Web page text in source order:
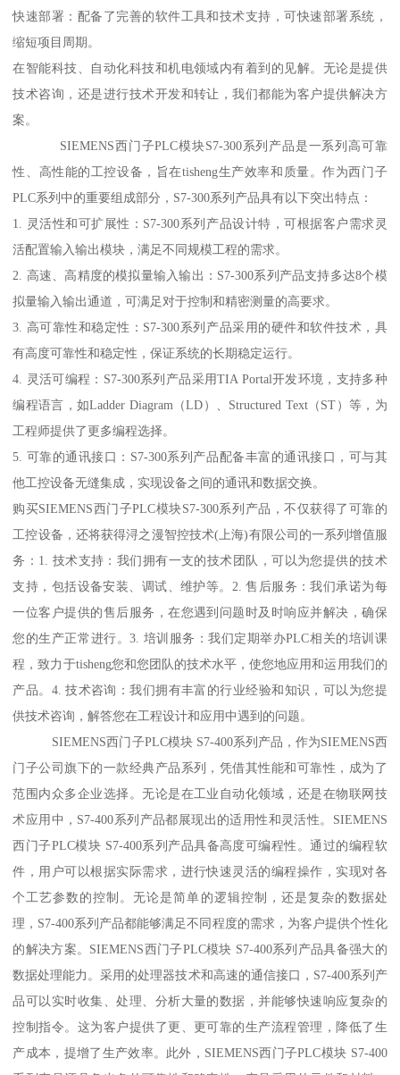
快速部署：配备了完善的软件工具和技术支持，可快速部署系统，
缩短项目周期。
在智能科技、自动化科技和机电领域内有着到的见解。无论是提供
技术咨询，还是进行技术开发和转让，我们都能为客户提供解决方
案。
SIEMENS西门子PLC模块S7-300系列产品是一系列高可靠
性、高性能的工控设备，旨在tisheng生产效率和质量。作为西门子
PLC系列中的重要组成部分，S7-300系列产品具有以下突出特点：
1. 灵活性和可扩展性：S7-300系列产品设计特，可根据客户需求灵
活配置输入输出模块，满足不同规模工程的需求。
2. 高速、高精度的模拟量输入输出：S7-300系列产品支持多达8个模
拟量输入输出通道，可满足对于控制和精密测量的高要求。
3. 高可靠性和稳定性：S7-300系列产品采用的硬件和软件技术，具
有高度可靠性和稳定性，保证系统的长期稳定运行。
4. 灵活可编程：S7-300系列产品采用TIA Portal开发环境，支持多种
编程语言，如Ladder Diagram（LD）、Structured Text（ST）等，为
工程师提供了更多编程选择。
5. 可靠的通讯接口：S7-300系列产品配备丰富的通讯接口，可与其
他工控设备无缝集成，实现设备之间的通讯和数据交换。
购买SIEMENS西门子PLC模块S7-300系列产品，不仅获得了可靠的
工控设备，还将获得浔之漫智控技术(上海)有限公司的一系列增值服
务：1. 技术支持：我们拥有一支的技术团队，可以为您提供的技术
支持，包括设备安装、调试、维护等。2. 售后服务：我们承诺为每
一位客户提供的售后服务，在您遇到问题时及时响应并解决，确保
您的生产正常进行。3. 培训服务：我们定期举办PLC相关的培训课
程，致力于tisheng您和您团队的技术水平，使您地应用和运用我们的
产品。4. 技术咨询：我们拥有丰富的行业经验和知识，可以为您提
供技术咨询，解答您在工程设计和应用中遇到的问题。
SIEMENS西门子PLC模块 S7-400系列产品，作为SIEMENS西
门子公司旗下的一款经典产品系列，凭借其性能和可靠性，成为了
范围内众多企业选择。无论是在工业自动化领域，还是在物联网技
术应用中，S7-400系列产品都展现出的适用性和灵活性。SIEMENS
西门子PLC模块 S7-400系列产品具备高度可编程性。通过的编程软
件，用户可以根据实际需求，进行快速灵活的编程操作，实现对各
个工艺参数的控制。无论是简单的逻辑控制，还是复杂的数据处
理，S7-400系列产品都能够满足不同程度的需求，为客户提供个性化
的解决方案。SIEMENS西门子PLC模块 S7-400系列产品具备强大的
数据处理能力。采用的处理器技术和高速的通信接口，S7-400系列产
品可以实时收集、处理、分析大量的数据，并能够快速响应复杂的
控制指令。这为客户提供了更、更可靠的生产流程管理，降低了生
产成本，提增了生产效率。此外，SIEMENS西门子PLC模块 S7-400